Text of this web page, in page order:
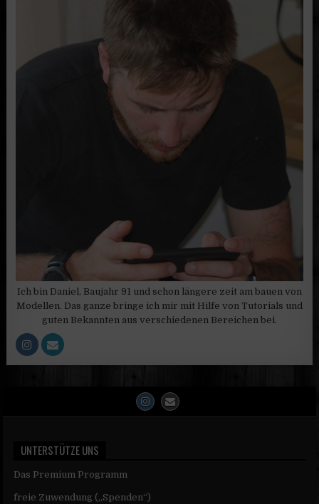
Ich bin Daniel, Baujahr 91 und schon längere zeit am bauen von
Modellen. Das ganze bringe ich mir mit Hilfe von Tutorials und
guten Bekannten aus verschiedenen Bereichen bei.
UNTERSTÜTZE UNS
Das Premium Programm
freie Zuwendung („Spenden“)